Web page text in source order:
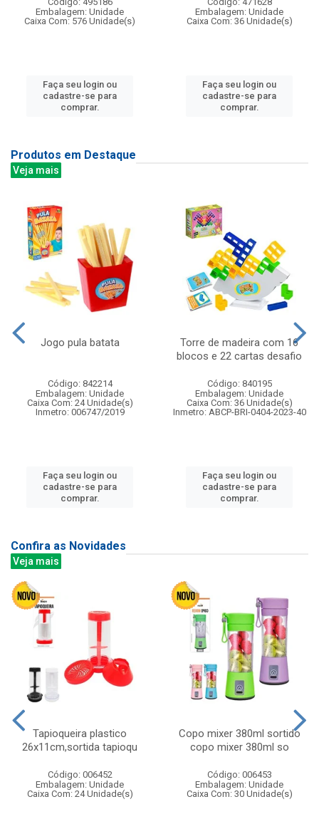
Embalagem: Unidade
Caixa Com: 576 Unidade(s)
Faça seu login ou
cadastre-se para
comprar.
Embalagem: Unidade
Caixa Com: 36 Unidade(s)
Faça seu login ou
cadastre-se para
comprar.
Produtos em Destaque
Veja mais
Jogo pula batata
Código: 842214
Embalagem: Unidade
Caixa Com: 24 Unidade(s)
Inmetro: 006747/2019
Faça seu login ou
cadastre-se para
comprar.
Torre de madeira com 16
blocos e 22 cartas desafio
Código: 840195
Embalagem: Unidade
Caixa Com: 36 Unidade(s)
Inmetro: ABCP-BRI-0404-2023-40
Faça seu login ou
cadastre-se para
comprar.
Confira as Novidades
Veja mais
Tapioqueira plastico
26x11cm,sortida tapioqu
Código: 006452
Embalagem: Unidade
Caixa Com: 24 Unidade(s)
Copo mixer 380ml sortido
copo mixer 380ml so
Código: 006453
Embalagem: Unidade
Caixa Com: 30 Unidade(s)